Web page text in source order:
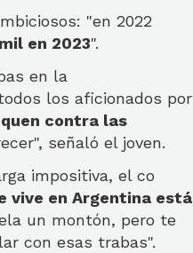
"en 2022
en 2023".
en la
los aficionados por
contra las
señaló el joven.
impositiva, el co
vive en Argentina está
un montón, pero te
con esas trabas".